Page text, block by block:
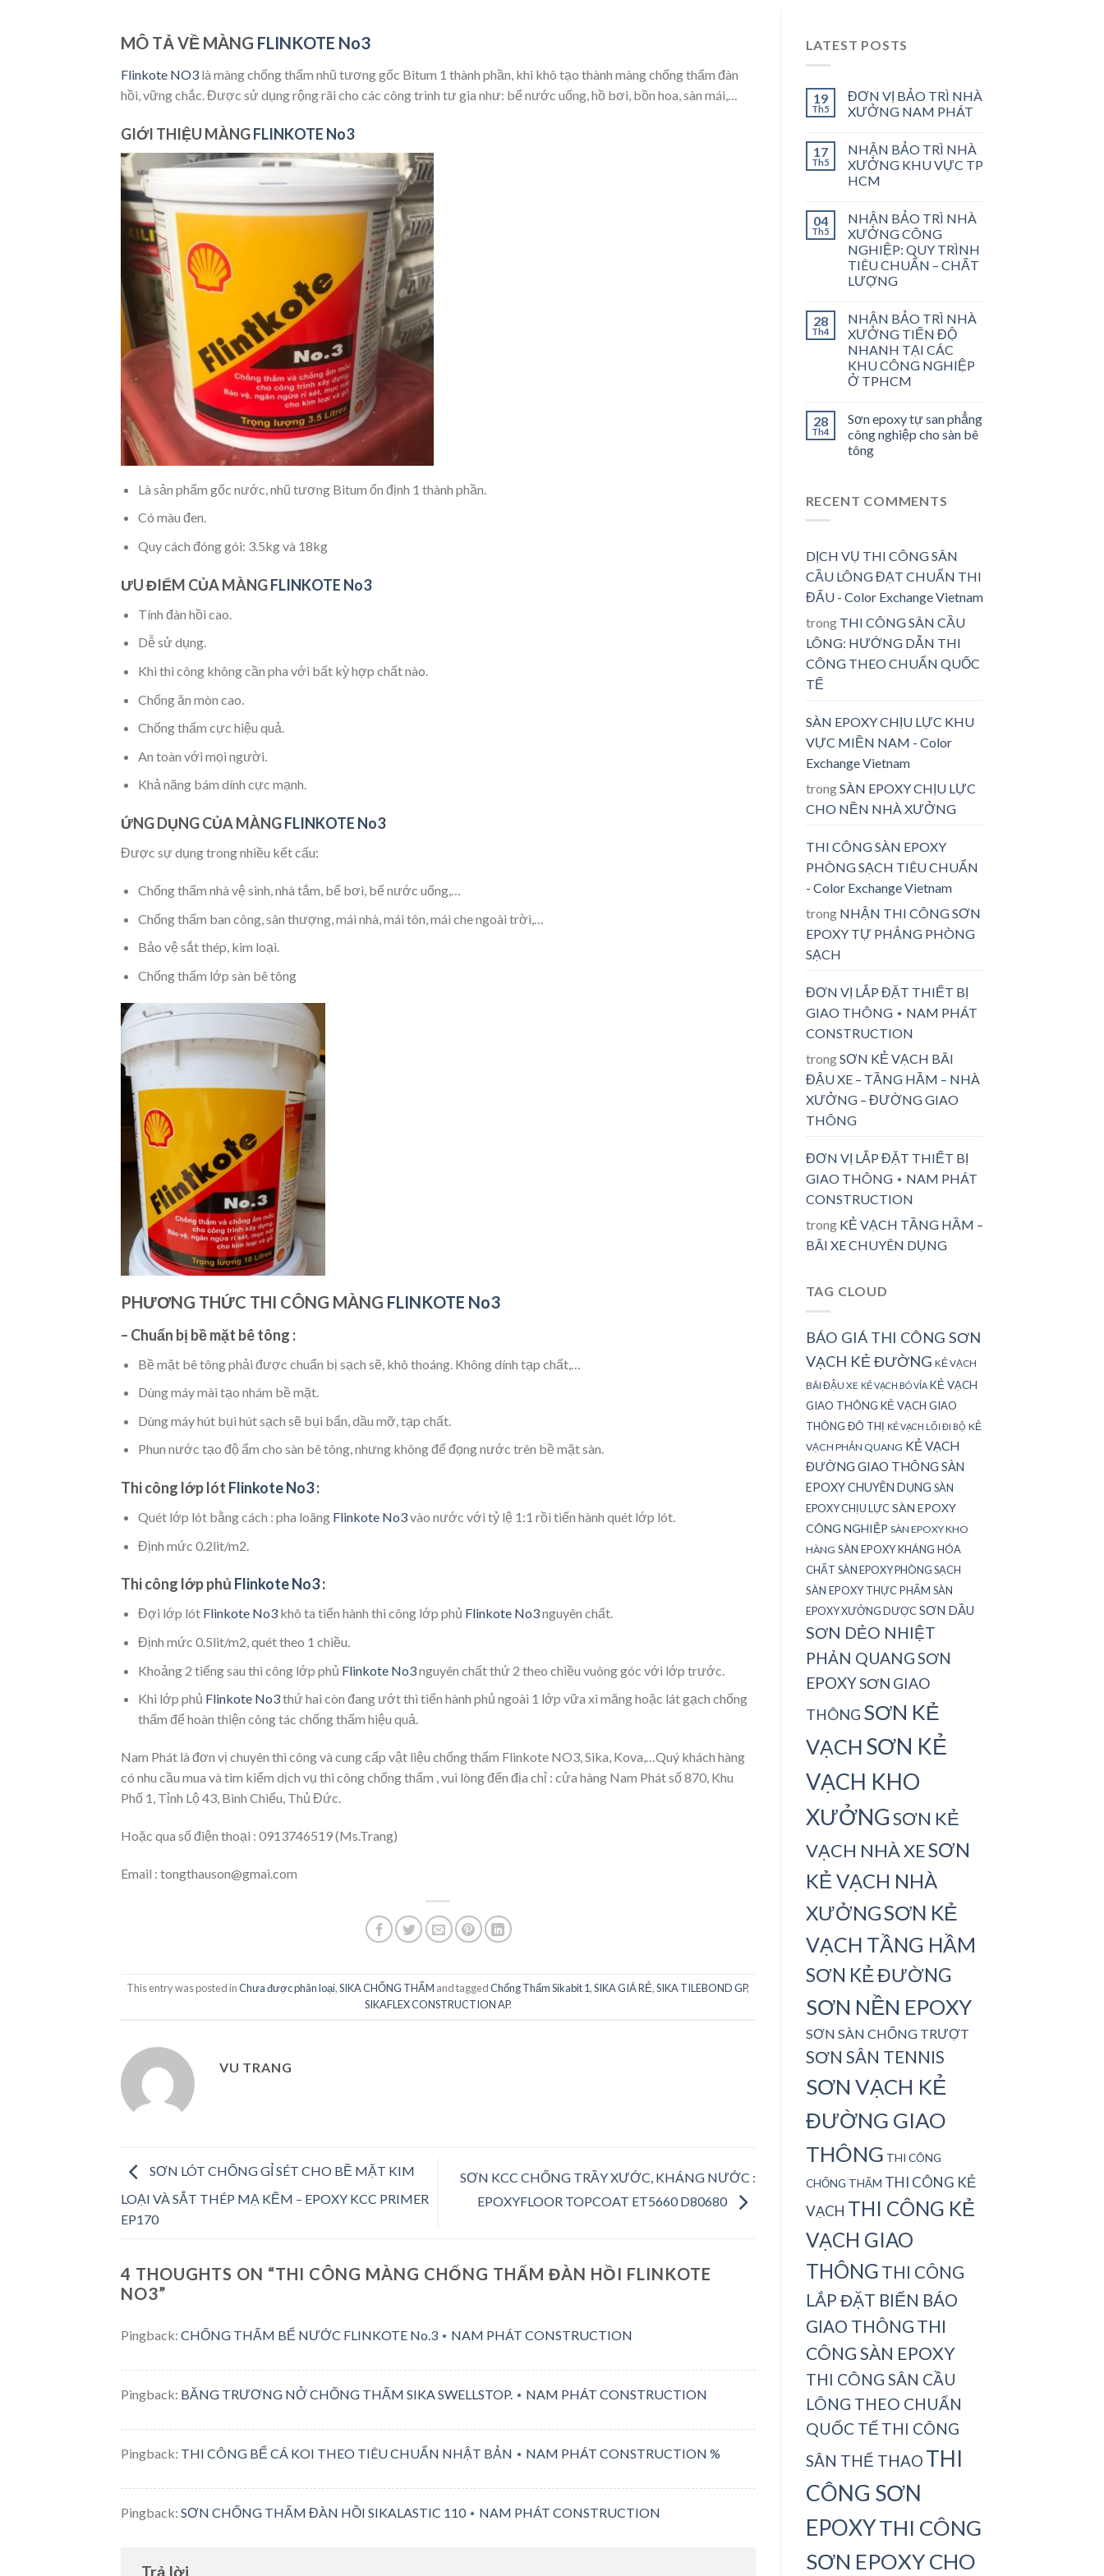
MÔ TẢ VỀ MÀNG FLINKOTE No3
Flinkote NO3 là màng chống thấm nhũ tương gốc Bitum 1 thành phần, khi khô tạo thành màng chống thấm đàn
hồi, vững chắc. Được sử dụng rộng rãi cho các công trình tư gia như: bể nước uống, hồ bơi, bồn hoa, sàn mái,…
GIỚI THIỆU MÀNGFLINKOTE No3
Là sản phẩm gốc nước, nhũ tương Bitum ổn định 1 thành phần.
Có màu đen.
Quy cách đóng gói: 3.5kg và 18kg
ƯU ĐIỂM CỦA MÀNGFLINKOTE No3
Tính đàn hồi cao.
Dễ sử dụng.
Khi thi công không cần pha với bất kỳ hợp chất nào.
Chống ăn mòn cao.
Chống thấm cực hiệu quả.
An toàn với mọi người.
Khả năng bám dính cực mạnh.
ỨNG DỤNG CỦA MÀNGFLINKOTE No3
Được sự dụng trong nhiều kết cấu:
Chống thấm nhà vệ sinh, nhà tắm, bể bơi, bể nước uống,…
Chống thấm ban công, sân thượng, mái nhà, mái tôn, mái che ngoài trời,…
Bảo vệ sắt thép, kim loại.
Chống thấm lớp sàn bê tông
PHƯƠNG THỨC THI CÔNG MÀNG FLINKOTE No3
– Chuẩn bị bề mặt bê tông :
Bề mặt bê tông phải được chuẩn bị sạch sẽ, khô thoáng. Không dính tạp chất,…
Dùng máy mài tạo nhám bề mặt.
Dùng máy hút bụi hút sạch sẽ bụi bẩn, dầu mỡ, tạp chất.
Phun nước tạo độ ẩm cho sàn bê tông, nhưng không để đọng nước trên bề mặt sàn.
Thi công lớp lót Flinkote No3:
Quét lớp lót bằng cách : pha loãng Flinkote No3vào nước với tỷ lệ 1:1 rồi tiến hành quét lớp lót.
Định mức 0.2lit/m2.
Thi công lớp phủ Flinkote No3 :
Đợi lớp lótFlinkote No3 khô ta tiến hành thi công lớp phủ Flinkote No3nguyên chất.
Định mức 0.5lit/m2, quét theo 1 chiều.
Khoảng 2 tiếng sau thi công lớp phủ Flinkote No3nguyên chất thứ 2 theo chiều vuông góc với lớp trước.
Khi lớp phủ Flinkote No3thứ hai còn đang ướt thì tiến hành phủ ngoài 1 lớp vữa xi măng hoặc lát gạch chống
thấm để hoàn thiện công tác chống thấm hiệu quả.
Nam Phát là đơn vị chuyên thi công và cung cấp vật liệu chống thấm Flinkote NO3, Sika, Kova,…Quý khách hàng
có nhu cầu mua và tìm kiếm dịch vụ thi công chống thấm , vui lòng đến địa chỉ : cửa hàng Nam Phát số 870, Khu
Phố 1, Tỉnh Lộ 43, Bình Chiểu, Thủ Đức.
Hoặc qua số điện thoại : 0913746519 (Ms.Trang)
Email : tongthauson@gmai.com
This entry was posted inChưa được phân loại,SIKA CHỐNG THẤM and taggedChống Thấm Sikabit 1,SIKA GIÁ RẺ,SIKA TILEBOND GP,
SIKAFLEX CONSTRUCTION AP.
VU TRANG
SƠN LÓT CHỐNG GỈ SÉT CHO BỀ MẶT KIM
LOẠI VÀ SẮT THÉP MẠ KẼM – EPOXY KCC PRIMER
EP170
SƠN KCC CHỐNG TRẦY XƯỚC, KHÁNG NƯỚC :
EPOXYFLOOR TOPCOAT ET5660 D80680
4 THOUGHTS ON “THI CÔNG MÀNG CHỐNG THẤM ĐÀN HỒI FLINKOTE
NO3”
Pingback: CHỐNG THẤM BỂ NƯỚC FLINKOTE No.3 ⋆ NAM PHÁT CONSTRUCTION
Pingback: BĂNG TRƯƠNG NỞ CHỐNG THẤM SIKA SWELLSTOP. ⋆ NAM PHÁT CONSTRUCTION
Pingback: THI CÔNG BỂ CÁ KOI THEO TIÊU CHUẨN NHẬT BẢN ⋆ NAM PHÁT CONSTRUCTION %
Pingback: SƠN CHỐNG THẤM ĐÀN HỒI SIKALASTIC 110 ⋆ NAM PHÁT CONSTRUCTION
Trả lời
LATEST POSTS
19
Th5
ĐƠN VỊ BẢO TRÌ NHÀ
XƯỞNG NAM PHÁT
17
Th5
NHẬN BẢO TRÌ NHÀ
XƯỞNG KHU VỰC TP
HCM
04
Th5
NHẬN BẢO TRÌ NHÀ
XƯỞNG CÔNG
NGHIỆP: QUY TRÌNH
TIÊU CHUẨN – CHẤT
LƯỢNG
28
Th4
NHẬN BẢO TRÌ NHÀ
XƯỞNG TIẾN ĐỘ
NHANH TẠI CÁC
KHU CÔNG NGHIỆP
Ở TPHCM
28
Th4
Sơn epoxy tự san phẳng
công nghiệp cho sàn bê
tông
RECENT COMMENTS
DỊCH VỤ THI CÔNG SÂN
CẦU LÔNG ĐẠT CHUẨN THI
ĐẤU - Color Exchange Vietnam
trong THI CÔNG SÂN CẦU
LÔNG: HƯỚNG DẪN THI
CÔNG THEO CHUẨN QUỐC
TẾ
SÀN EPOXY CHỊU LỰC KHU
VỰC MIỀN NAM - Color
Exchange Vietnam
trongSÀN EPOXY CHỊU LỰC
CHO NỀN NHÀ XƯỞNG
THI CÔNG SÀN EPOXY
PHÒNG SẠCH TIÊU CHUẨN
- Color Exchange Vietnam
trong NHẬN THI CÔNG SƠN
EPOXY TỰ PHẲNG PHÒNG
SẠCH
ĐƠN VỊ LẮP ĐẶT THIẾT BỊ
GIAO THÔNG ⋆ NAM PHÁT
CONSTRUCTION
trongSƠN KẺ VẠCH BÃI
ĐẬU XE – TẦNG HẦM – NHÀ
XƯỞNG – ĐƯỜNG GIAO
THÔNG
ĐƠN VỊ LẮP ĐẶT THIẾT BỊ
GIAO THÔNG ⋆ NAM PHÁT
CONSTRUCTION
trong KẺ VẠCH TẦNG HẦM –
BÃI XE CHUYÊN DỤNG
TAG CLOUD
BÁO GIÁ THI CÔNG SƠN
VẠCH KẺ ĐƯỜNG KẺ VẠCH
BÃI ĐẬU XE KẺ VẠCH BÓ VỈA KẺ VẠCH
GIAO THÔNG KẺ VẠCH GIAO
THÔNG ĐÔ THỊ KẺ VẠCH LỐI ĐI BỘ KẺ
VẠCH PHẢN QUANG KẺ VẠCH
ĐƯỜNG GIAO THÔNG SÀN
EPOXY CHUYÊN DỤNG SÀN
EPOXY CHỊU LỰC SÀN EPOXY
CÔNG NGHIỆP SÀN EPOXY KHO
HÀNG SÀN EPOXY KHÁNG HÓA
CHẤT SÀN EPOXY PHÒNG SẠCH
SÀN EPOXY THỰC PHẨM SÀN
EPOXY XƯỞNG DƯỢC SƠN DẦU
SƠN DẺO NHIỆT
PHẢN QUANGSƠN
EPOXYSƠN GIAO
THÔNG SƠN KẺ
VẠCH SƠN KẺ
VẠCH KHO
XƯỞNGSƠN KẺ
VẠCH NHÀ XESƠN
KẺ VẠCH NHÀ
XƯỞNGSƠN KẺ
VẠCH TẦNG HẦM
SƠN KẺ ĐƯỜNG
SƠN NỀN EPOXY
SƠN SÀN CHỐNG TRƯỢT
SƠN SÂN TENNIS
SƠN VẠCH KẺ
ĐƯỜNG GIAO
THÔNG THI CÔNG
CHỐNG THẤM THI CÔNG KẺ
VẠCH THI CÔNG KẺ
VẠCH GIAO
THÔNG THI CÔNG
LẮP ĐẶT BIỂN BÁO
GIAO THÔNG THI
CÔNG SÀN EPOXY
THI CÔNG SÂN CẦU
LÔNG THEO CHUẨN
QUỐC TẾ THI CÔNG
SÂN THỂ THAO THI
CÔNG SƠN
EPOXYTHI CÔNG
SƠN EPOXY CHO